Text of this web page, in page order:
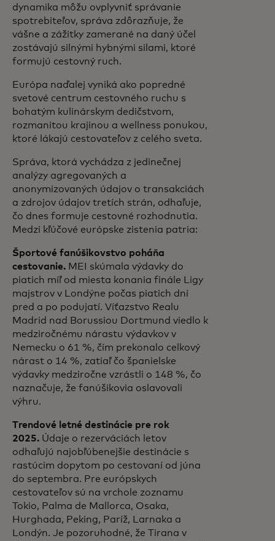
dynamika môžu ovplyvniť správanie
spotrebiteľov, správa zdôrazňuje, že
vášne a zážitky zamerané na daný účel
zostávajú silnými hybnými silami, ktoré
formujú cestovný ruch.
Európa naďalej vyniká ako popredné
svetové centrum cestovného ruchu s
bohatým kulinárskym dedičstvom,
rozmanitou krajinou a wellness ponukou,
ktoré lákajú cestovateľov z celého sveta.
Správa, ktorá vychádza z jedinečnej
analýzy agregovaných a
anonymizovaných údajov o transakciách
a zdrojov údajov tretích strán, odhaľuje,
čo dnes formuje cestovné rozhodnutia.
Medzi kľúčové európske zistenia patria:
Športové fanúšikovstvo poháňa
cestovanie. MEI skúmala výdavky do
piatich míľ od miesta konania finále Ligy
majstrov v Londýne počas piatich dní
pred a po podujatí. Víťazstvo Realu
Madrid nad Borussiou Dortmund viedlo k
medziročnému nárastu výdavkov v
Nemecku o 61 %, čím prekonalo celkový
nárast o 14 %, zatiaľ čo španielske
výdavky medziročne vzrástli o 148 %, čo
naznačuje, že fanúšikovia oslavovali
výhru.
Trendové letné destinácie pre rok
2025. Údaje o rezerváciách letov
odhaľujú najobľúbenejšie destinácie s
rastúcim dopytom po cestovaní od júna
do septembra. Pre európskych
cestovateľov sú na vrchole zoznamu
Tokio, Palma de Mallorca, Osaka,
Hurghada, Peking, Paríž, Larnaka a
Londýn. Je pozoruhodné, že Tirana v